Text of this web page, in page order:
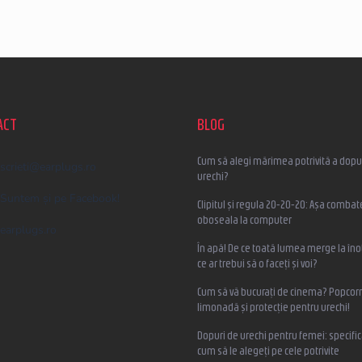
scrieti @ earplugs.ro
Suntem și pe Facebook!
earplugs.ro
BLOG
Cum să alegi mărimea potrivită a
urechi?
Clipitul și regula 20-20-20: Așa
oboseala la computer
În apă! De ce toată lumea merge la
ce ar trebui să o faceți și voi?
Cum să vă bucurați de cinema?
limonadă și protecție pentru urechi!
Dopuri de urechi pentru femei:
cum să le alegeți pe cele potrivite